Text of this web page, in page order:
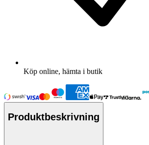
Köp online, hämta i butik
Produktbeskrivning